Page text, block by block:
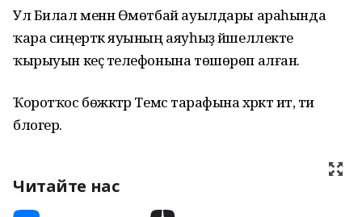
Ул Билал менән Өмөтбай ауылдары араһында
ҡара сиңерткә яуының аяуһыҙ йәшеллекте
ҡырыуын кеҫә телефонына төшөрөп алған.
Ҡоротҡос бөжәктәр Темәс тарафына хәрәкәт итә, ти
блогер.
Читайте нас